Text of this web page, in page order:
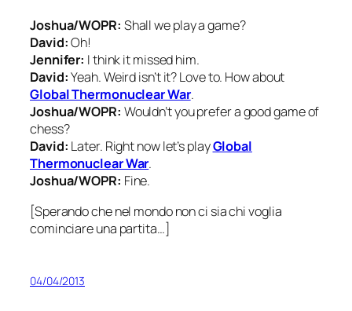
Joshua/WOPR: Shall we play a game?
David:Oh!
Jennifer: I think it missed him.
David:Yeah. Weird isn’t it? Love to. How about
Global Thermonuclear War.
Joshua/WOPR: Wouldn’t you prefer a good game of
chess?
David: Later. Right now let’s playGlobal
Thermonuclear War.
Joshua/WOPR: Fine.
[Sperando che nel mondo non ci sia chi voglia
cominciare una partita…]
04/04/2013